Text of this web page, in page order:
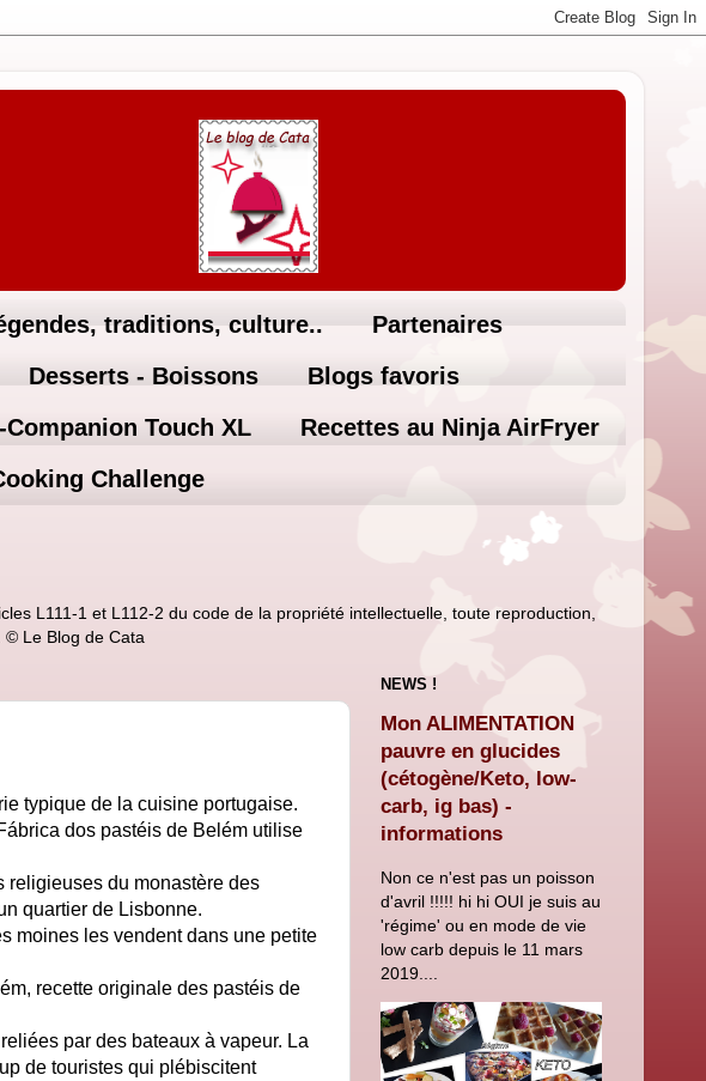
traditions, culture..
Partenaires
Desserts - Boissons
Blogs favoris
Touch XL
Recettes au Ninja AirFryer
Challenge
L111-1 et L112-2 du code de la propriété intellectuelle, toute reproduction,
© Le Blog de Cata
typique de la cuisine portugaise.
dos pastéis de Belém utilise
religieuses du monastère des
quartier de Lisbonne.
moines les vendent dans une petite
recette originale des pastéis de
par des bateaux à vapeur. La
de touristes qui plébiscitent
NEWS !
Mon ALIMENTATION
pauvre en glucides
(cétogène/Keto, low-
carb, ig bas) -
informations
Non ce n'est pas un poisson
d'avril !!!!! hi hi OUI je suis au
'régime' ou en mode de vie
low carb depuis le 11 mars
2019....